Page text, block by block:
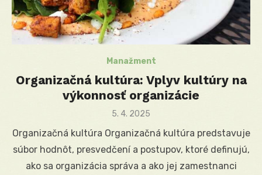
Manažment
Organizačná kultúra: Vplyv kultúry na
výkonnosť organizácie
Posted
5. 4. 2025
Organizačná kultúra Organizačná kultúra predstavuje
súbor hodnôt, presvedčení a postupov, ktoré definujú,
ako sa organizácia správa a ako jej zamestnanci